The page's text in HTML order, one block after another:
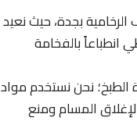
بجدة، حيث نعيد
انطباعاً بالفخامة
الطبخ؛ نحن نستخدم مواد
المسام ومنع